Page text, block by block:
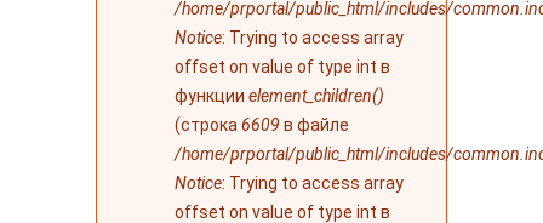
/home/prportal/public_html/includes/
Notice: Trying to access array
offset on value of type int в
функции element_children()
(строка 6609 в файле
/home/prportal/public_html/includes/
Notice: Trying to access array
offset on value of type int в